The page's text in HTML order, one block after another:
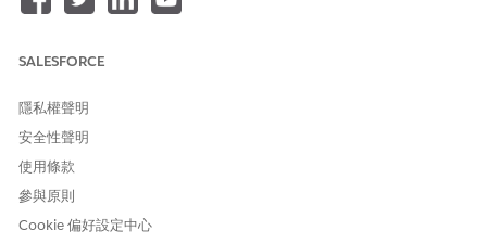
API 名稱
參照動作類型
此動作是否會執行一或多個提
示範本?
SALESFORCE
隱私權聲明
安全性聲明
使用條款
參與原則
Cookie 偏好設定中心